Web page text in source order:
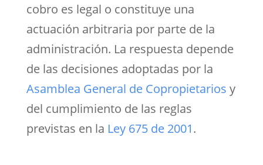
cobro es legal o constituye una
actuación arbitraria por parte de la
administración. La respuesta depende
de las decisiones adoptadas por la
Asamblea General de Copropietarios y
del cumplimiento de las reglas
previstas en la Ley 675 de 2001.